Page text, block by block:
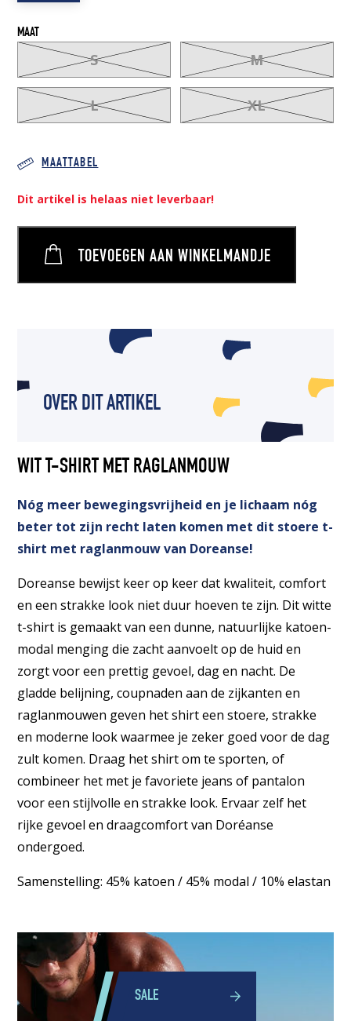
MAAT
S M
L XL
MAATTABEL
Dit artikel is helaas niet leverbaar!
TOEVOEGEN AAN WINKELMANDJE
OVER DIT ARTIKEL
WIT T-SHIRT MET RAGLANMOUW
Nóg meer bewegingsvrijheid en je lichaam nóg
beter tot zijn recht laten komen met dit stoere t-
shirt met raglanmouw van Doreanse!
Doreanse bewijst keer op keer dat kwaliteit, comfort
en een strakke look niet duur hoeven te zijn. Dit witte
t-shirt is gemaakt van een dunne, natuurlijke katoen-
modal menging die zacht aanvoelt op de huid en
zorgt voor een prettig gevoel, dag en nacht. De
gladde belijning, coupnaden aan de zijkanten en
raglanmouwen geven het shirt een stoere, strakke
en moderne look waarmee je zeker goed voor de dag
zult komen. Draag het shirt om te sporten, of
combineer het met je favoriete jeans of pantalon
voor een stijlvolle en strakke look. Ervaar zelf het
rijke gevoel en draagcomfort van Doréanse
ondergoed.
Samenstelling: 45% katoen / 45% modal / 10% elastan
SALE